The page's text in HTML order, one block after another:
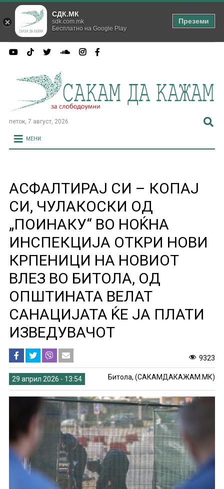
петок, 7 август, 2026
МЕНИ
АСФАЛТИРАЈ СИ – КОПАЈ
СИ, ЧУЛАКОСКИ ОД
„ПОИНАКУ“ ВО НОЌНА
ИНСПЕКЦИЈА ОТКРИ НОВИ
КРПЕНИЦИ НА НОВИОТ
ВЛЕЗ ВО БИТОЛА, ОД
ОПШТИНАТА ВЕЛАТ
САНАЦИЈАТА ЌЕ ЈА ПЛАТИ
ИЗВЕДУВАЧОТ
9323
29 април 2026 - 13:54 Битола, (САКАМДАКАЖАМ.МК)
СДК.МК
sdk.com.mk
Бесплатно на Google Play
Преземи